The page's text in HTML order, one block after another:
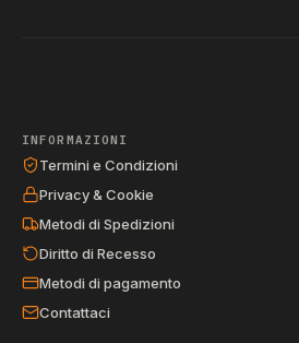
INFORMAZIONI
Termini e Condizioni
Privacy & Cookie
Metodi di Spedizioni
Diritto di Recesso
Metodi di pagamento
Contattaci